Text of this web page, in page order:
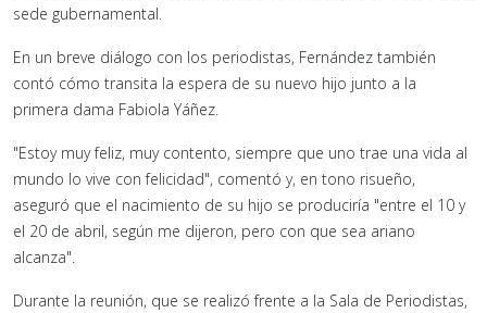
sede gubernamental.
En un breve diálogo con los periodistas, Fernández también
contó cómo transita la espera de su nuevo hijo junto a la
primera dama Fabiola Yáñez.
"Estoy muy feliz, muy contento, siempre que uno trae una vida al
mundo lo vive con felicidad", comentó y, en tono risueño,
aseguró que el nacimiento de su hijo se produciría "entre el 10 y
el 20 de abril, según me dijeron, pero con que sea ariano
alcanza".
Durante la reunión, que se realizó frente a la Sala de Periodistas,